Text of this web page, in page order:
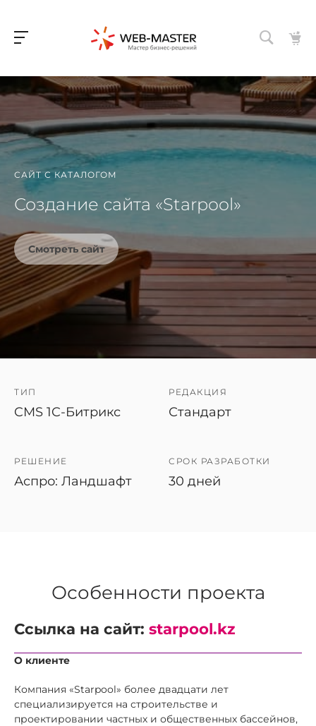
САЙТ С КАТАЛОГОМ
Создание сайта «Starpool»
Смотреть сайт
ТИП
CMS 1C-Битрикс
РЕДАКЦИЯ
Стандарт
РЕШЕНИЕ
Аспро: Ландшафт
СРОК РАЗРАБОТКИ
30 дней
Особенности проекта
Ссылка на сайт: starpool.kz
О клиенте
Компания «Starpool» более двадцати лет
специализируется на строительстве и
проектировании частных и общественных бассейнов,